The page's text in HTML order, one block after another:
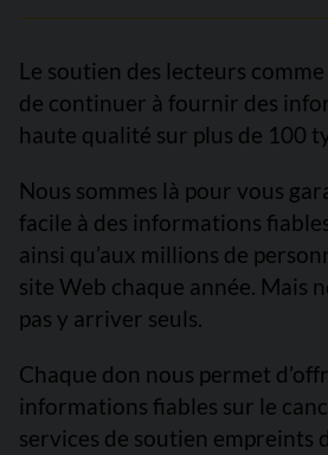
Le soutien des lecteurs
de continuer à fournir des
haute qualité sur plus de 100
Nous sommes là pour vous
facile à des informations
ainsi qu’aux millions de
site Web chaque année. Mais
pas y arriver seuls.
Chaque don nous permet
informations fiables sur le
services de soutien empreints